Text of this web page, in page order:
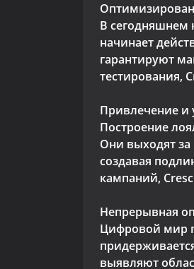
В сегодняшнем
начинает
гарантируют
тестирования,
Привлечение и
Построение
Они выходят за
создавая
кампаний,
Непрерывная
Цифровой мир
выявляют